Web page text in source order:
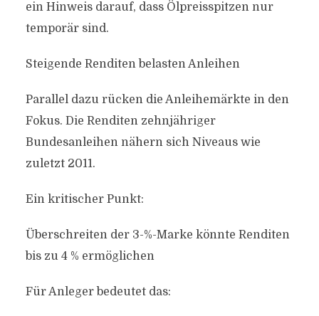
ein Hinweis darauf, dass Ölpreisspitzen nur
temporär sind.
Steigende Renditen belasten Anleihen
Parallel dazu rücken die Anleihemärkte in den
Fokus. Die Renditen zehnjähriger
Bundesanleihen nähern sich Niveaus wie
zuletzt 2011.
Ein kritischer Punkt:
Überschreiten der 3-%-Marke könnte Renditen
bis zu 4 % ermöglichen
Für Anleger bedeutet das: